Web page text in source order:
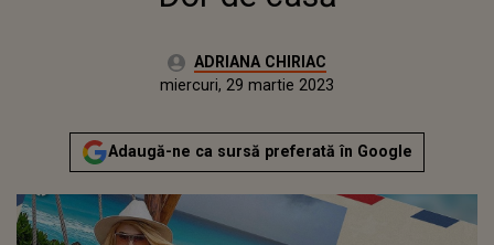
Autor:ADRIANA CHIRIAC
Publicat:
miercuri, 29 martie 2023
Adaugă-ne ca sursă preferată în Google